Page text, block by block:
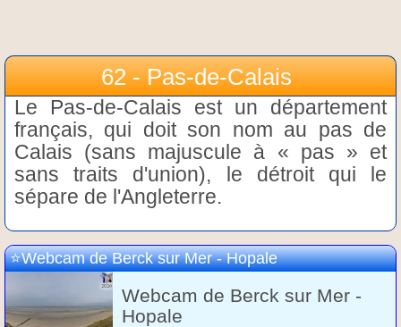
62 - Pas-de-Calais
Le Pas-de-Calais est un département
français, qui doit son nom au pas de
Calais (sans majuscule à « pas » et
sans traits d'union), le détroit qui le
sépare de l'Angleterre.
Webcam de Berck sur Mer - Hopale
Webcam de Berck sur Mer -
Hopale